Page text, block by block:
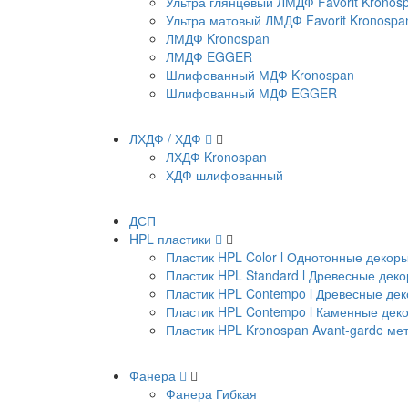
Ультра матовый ЛМДФ Favorit
ЛМДФ Kronospan
ЛМДФ EGGER
Шлифованный МДФ Kronospan
Шлифованный МДФ EGGER
ЛХДФ / ХДФ
ЛХДФ Kronospan
ХДФ шлифованный
ДСП
HPL пластики
Пластик HPL Color l Однотонные декоры
Пластик HPL Standard l Древесные
Пластик HPL Contempo l Древесные
Пластик HPL Contempo l Каменные
Пластик HPL Kronospan Avant-garde
Фанера
Фанера Гибкая